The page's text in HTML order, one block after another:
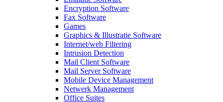
Encryption Software
Fax Software
Games
Graphics & Illustratie Software
Internet/web Filtering
Intrusion Detection
Mail Client Software
Mail Server Software
Mobile Device Management
Netwerk Management
Office Suites